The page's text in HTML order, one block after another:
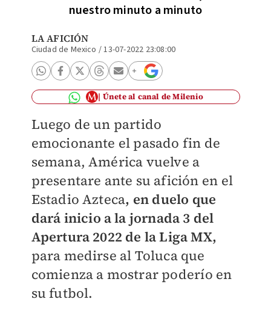
nuestro minuto a minuto
LA AFICIÓN
Ciudad de Mexico /13-07-2022 23:08:00
Únete al canal de Milenio
Luego de un partido
emocionante el pasado fin de
semana, América vuelve a
presentare ante su afición en el
Estadio Azteca, en duelo que
dará inicio a la jornada 3 del
Apertura 2022 de la Liga MX,
para medirse al Toluca que
comienza a mostrar poderío en
su futbol.